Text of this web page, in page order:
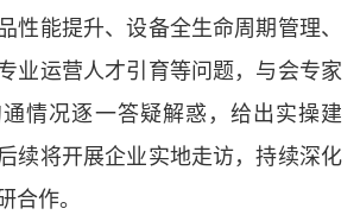
性能提升、设备全生命周期管理、
业运营人才引育等问题，与会专家
情况逐一答疑解惑，给出实操建
续将开展企业实地走访，持续深化
合作。